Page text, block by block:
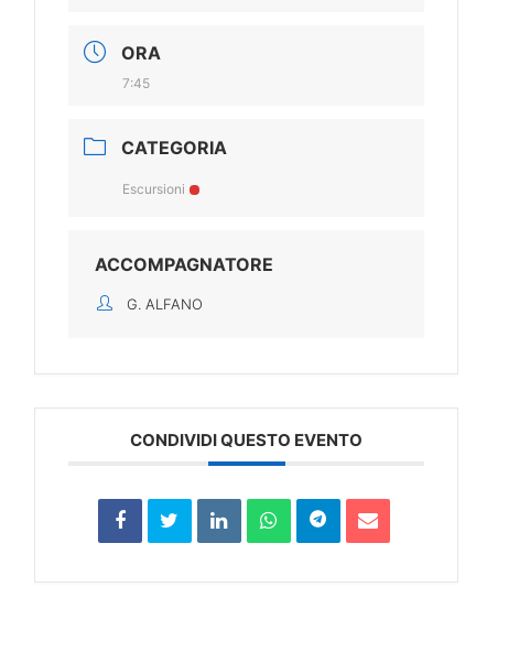
ORA
7:45
CATEGORIA
Escursioni
ACCOMPAGNATORE
G. ALFANO
CONDIVIDI QUESTO EVENTO